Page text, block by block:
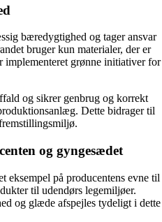
bæredygtighed og tager ansvar
bruger kun materialer, der er
implementeret grønne initiativer for
og sikrer genbrug og korrekt
Dette bidrager til
og gyngesædet
eksempel på producentens evne til
til udendørs legemiljøer.
og glæde afspejles tydeligt i dette